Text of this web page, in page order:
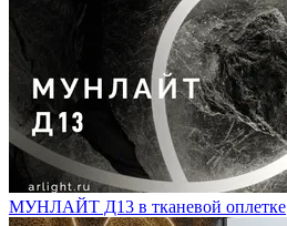
МУНЛАЙТ Д13 в тканевой оплетке